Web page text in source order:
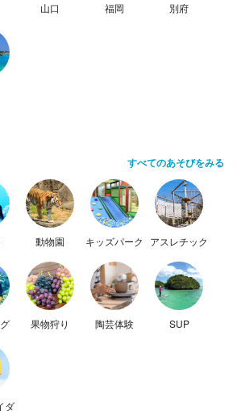
山口 福岡 別府
すべてのあそびをみる
動物園 キッズパーク アスレチック
果物狩り 陶芸体験 SUP
ダ